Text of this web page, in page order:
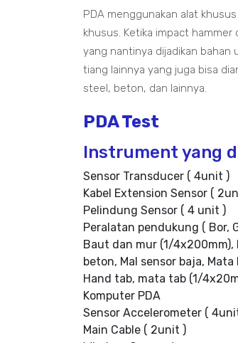
PDA menggunakan alat
khusus. Ketika impact
yang nantinya dijadikan bahan
tiang lainnya yang juga bisa
steel, beton, dan lainnya.
PDA Test
Instrument yang
Sensor Transducer ( 4unit )
Kabel Extension Sensor (
Pelindung Sensor ( 4 unit )
Peralatan pendukung ( Bor,
Baut dan mur (1/4x200mm),
beton, Mal sensor baja,
Hand tab, mata tab (1/
Komputer PDA
Sensor Accelerometer (
Main Cable ( 2unit )